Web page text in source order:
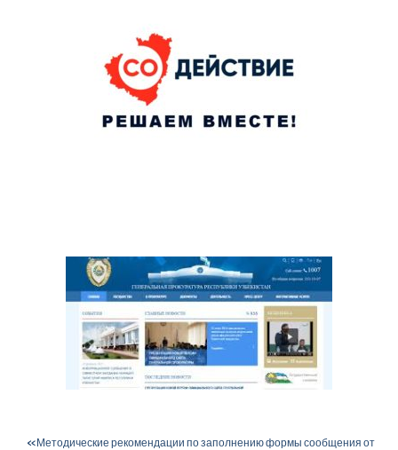
«Методические рекомендации по заполнению формы сообщения от